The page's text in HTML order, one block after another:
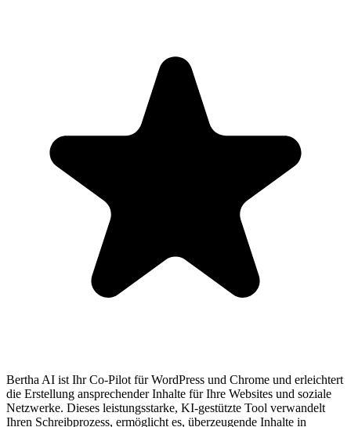
Bertha AI ist Ihr Co-Pilot für WordPress und Chrome und erleichtert
die Erstellung ansprechender Inhalte für Ihre Websites und soziale
Netzwerke. Dieses leistungsstarke, KI-gestützte Tool verwandelt
Ihren Schreibprozess, ermöglicht es, überzeugende Inhalte in